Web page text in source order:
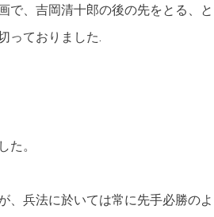
で、吉岡清十郎の後の先をとる、と
っておりました.
た。
、兵法に於いては常に先手必勝のよ